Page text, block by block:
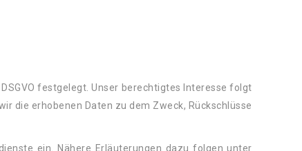
festgelegt. Unser berechtigtes Interesse folgt
die erhobenen Daten zu dem Zweck, Rückschlüsse
ein. Nähere Erläuterungen dazu folgen unter